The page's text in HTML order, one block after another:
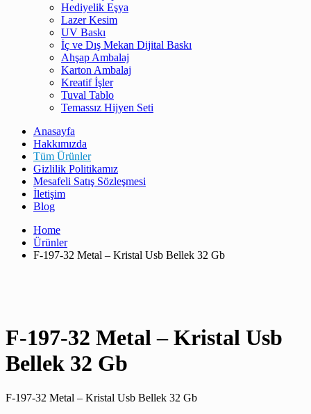
Hediyelik Eşya
Lazer Kesim
UV Baskı
İç ve Dış Mekan Dijital Baskı
Ahşap Ambalaj
Karton Ambalaj
Kreatif İşler
Tuval Tablo
Temassız Hijyen Seti
Anasayfa
Hakkımızda
Tüm Ürünler
Gizlilik Politikamız
Mesafeli Satış Sözleşmesi
İletişim
Blog
Home
Ürünler
F-197-32 Metal – Kristal Usb Bellek 32 Gb
F-197-32 Metal – Kristal Usb
Bellek 32 Gb
F-197-32 Metal – Kristal Usb Bellek 32 Gb